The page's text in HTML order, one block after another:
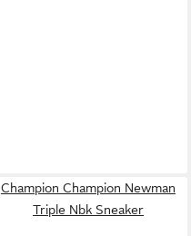
Champion Champion Newman
Triple Nbk Sneaker